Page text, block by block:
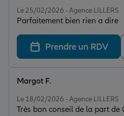
Le 25/02/2026 - Agence LILLERS
Parfaitement bien rien a dire
Prendre un RDV
Le 18/02/2026 - Agence LILLERS
Très bon conseil de la part de
Margot F.